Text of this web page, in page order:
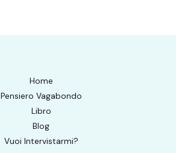
Home
Pensiero Vagabondo
Libro
Blog
Vuoi Intervistarmi?